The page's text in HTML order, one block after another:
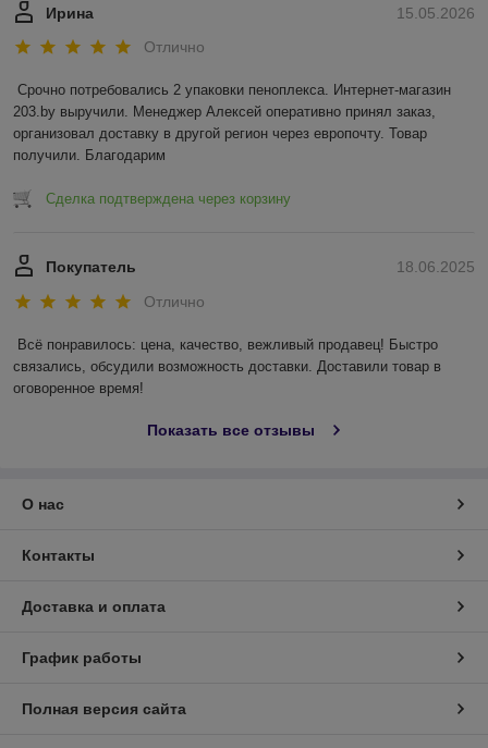
15.05.2026
Ирина
Отлично
Срочно потребовались 2 упаковки пеноплекса. Интернет-магазин
203.by выручили. Менеджер Алексей оперативно принял заказ,
организовал доставку в другой регион через европочту. Товар
получили. Благодарим
Сделка подтверждена через корзину
18.06.2025
Покупатель
Отлично
Всё понравилось: цена, качество, вежливый продавец! Быстро
связались, обсудили возможность доставки. Доставили товар в
оговоренное время!
Показать все отзывы
О нас
Контакты
Доставка и оплата
График работы
Полная версия сайта